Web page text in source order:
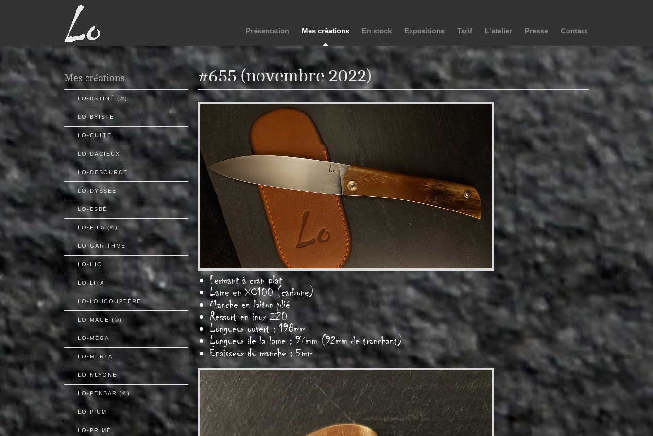
Présentation Mes créations En stock Expositions Tarif L'atelier Presse Contact
Mes créations
LO-BSTINÉ (©)
LO-BYISTE
LO-CULTE
LO-DACIEUX
LO-DESOURCE
LO-DYSSÉE
LO-ESBÉ
LO-FILS (©)
LO-GARITHME
LO-HIC
LO-LITA
LO-LOUCOUPTÈRE
LO-MAGE (©)
LO-MÉGA
LO-MERTA
LO-NLYONE
LO-PENBAR (©)
LO-PIUM
LO-PRIMÉ
#655 (novembre 2022)
Fermant à cran plat
Lame en XC100 (carbone)
Manche en laiton plié
Ressort en inox Z20
Longueur ouvert : 198mm
Longueur de la lame : 97mm (92mm de tranchant)
Épaisseur du manche : 5mm